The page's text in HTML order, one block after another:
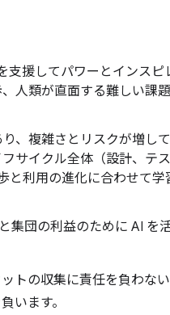
支援してパワーとインスピ
人類が直面する難しい課
、複雑さとリスクが増して
サイクル全体（設計、テス
と利用の進化に合わせて学
集団の利益のために AI を
トの収集に責任を負わない
います。